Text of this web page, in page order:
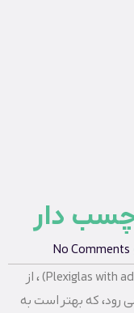
دار
No Comments
(Plexiglas with adhesive back) ، از
رود، که بهتر است به